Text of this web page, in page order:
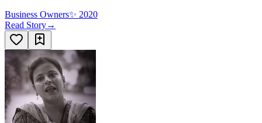
Business Owners✨ 2020
Read Story→